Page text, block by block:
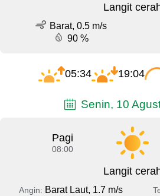
Langit
Barat, 0.5 m/s
90 %
05:34 19:04
Senin, 10
Pagi
08:00
Langit
Angin: Barat Laut, 1.7 m/s